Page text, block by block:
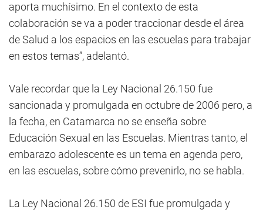
aporta muchísimo. En el contexto de esta
colaboración se va a poder traccionar desde el área
de Salud a los espacios en las escuelas para trabajar
en estos temas”, adelantó.
Vale recordar que la Ley Nacional 26.150 fue
sancionada y promulgada en octubre de 2006 pero, a
la fecha, en Catamarca no se enseña sobre
Educación Sexual en las Escuelas. Mientras tanto, el
embarazo adolescente es un tema en agenda pero,
en las escuelas, sobre cómo prevenirlo, no se habla.
La Ley Nacional 26.150 de ESI fue promulgada y